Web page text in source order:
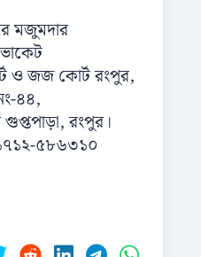
মজুমদার
ও জজ কোর্ট রংপুর,
৪৪,
রংপুর।
৫৮৬৩১০